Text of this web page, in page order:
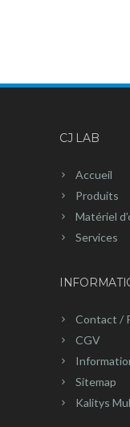
CJ LAB
Accueil
Produits
Matériel
Services
Contact /
CGV
Sitemap
Kalitys